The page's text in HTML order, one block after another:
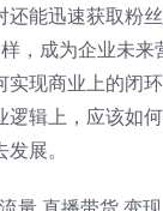
能迅速获取粉
，成为企业未
现商业上的闭
辑上，应该如
展。